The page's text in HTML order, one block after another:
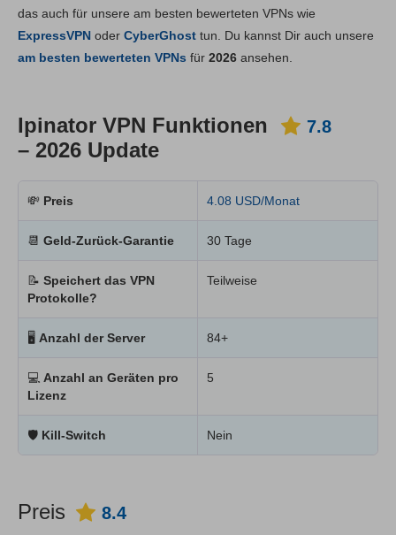
Zuverlässigkeit & Support 8.2
das auch für unsere am besten bewerteten VPNs wie
ExpressVPN oder CyberGhost tun. Du kannst Dir auch unsere
am besten bewerteten VPNs für 2026 ansehen.
Ipinator VPN Funktionen
– 2026 Update
7.8
💸 Preis 4.08 USD/Monat
📆 Geld-Zurück-Garantie 30 Tage
📝 Speichert das VPN
Protokolle?
Teilweise
🖥 Anzahl der Server 84+
💻 Anzahl an Geräten pro
Lizenz
5
🛡 Kill-Switch Nein
Preis 8.4